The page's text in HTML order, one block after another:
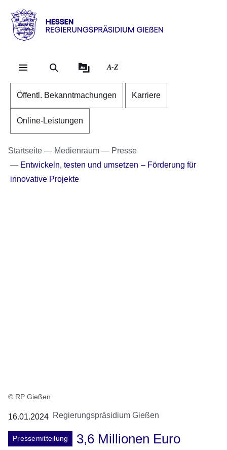
Direkt zum Kopf der
Direkt zum Inhalt
Direkt zum Fuß der
Hessen
RP
A-Z
Öffentl. Bekanntmachungen Karriere
Online-Leistungen
Startseite Medienraum
Presse
Entwickeln, testen und umsetzen – Förderung für
innovative Projekte
© RP Gießen
16.01.2024 Regierungspräsidium Gießen
Pressemitteilung
3,6 Millionen Euro